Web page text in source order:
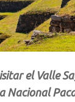
el Valle
Nacional